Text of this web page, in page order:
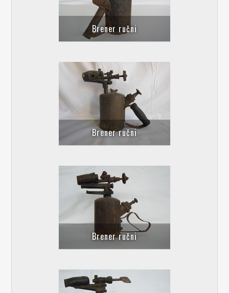
Brener ručni
Brener ručni
Brener ručni